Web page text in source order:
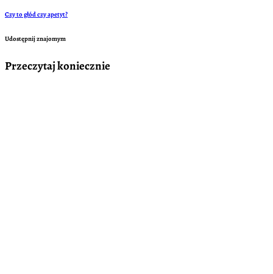
Czy to głód czy apetyt?
Udostępnij znajomym
Przeczytaj koniecznie